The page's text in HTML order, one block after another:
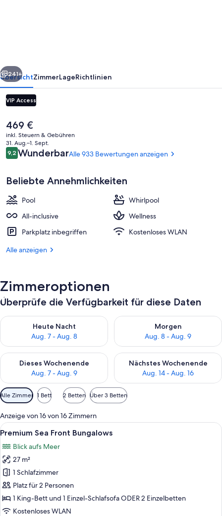
7 Restaurants; Frühstück,
Weiter
241+
ÜbersichtZimmerLageRichtlinien
VIP Access
Der
aktuelle
Preis
beträgt
469 €.
469 €
inkl. Steuern & Gebühren
31. Aug.–1. Sept.
Bewertungen
9,29,2 von 10.
WunderbarAlle 933 Bewertungen anzeigen
Beliebte Annehmlichkeiten
Pool
Whirlpool
All-inclusive
Wellness
Parkplatz inbegriffen
Kostenloses WLAN
Alle anzeigen
Zimmeroptionen
Überprüfe die Verfügbarkeit für diese Daten
Heute Nacht
Aug. 7 - Aug. 8
Überprüfe die Verfügbarkeit für heute Nacht, Aug. 7 - Aug. 8.
Morgen
Aug. 8 - Aug. 9
Überprüfe die Verfügbarkeit
Dieses Wochenende
Aug. 7 - Aug. 9
Überprüfe die Verfügbarkeit für dieses Wochenende, Aug. 7
Nächstes Wochenende
Aug. 14 - Aug. 16
Überprüfe die Verfügbarkeit
Verfügbare
Filter
für
Zimmer
Alle Zimmer 1 Bett 2 Betten Über 3 Betten
Anzeige von 16 von 16 Zimmern
Alle
Fotos
für
Premium
Sea
Front
Bungalows
anzeigen
Premium Sea Front Bungalows |
3
Premium Sea Front Bungalows
Blick aufs Meer
27 m²
1 Schlafzimmer
Platz für 2 Personen
1 King-Bett und 1 Einzel-Schlafsofa ODER 2 Einzelbetten
Kostenloses WLAN